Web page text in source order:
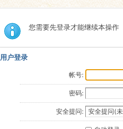
您需要先登录才能继续本操作
用户登录
帐号:
密码:
安全提问: